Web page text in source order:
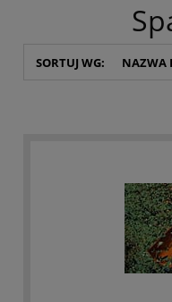
SORTUJ WG: NAZWA